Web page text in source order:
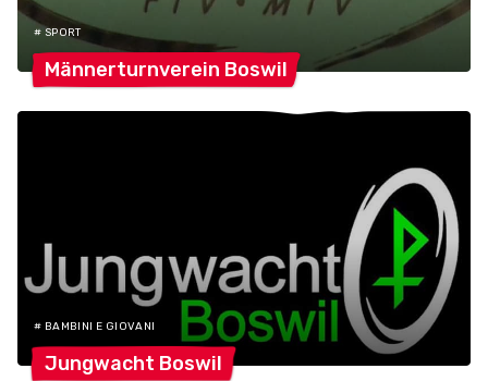
# SPORT
Männerturnverein Boswil
# BAMBINI E GIOVANI
Jungwacht Boswil